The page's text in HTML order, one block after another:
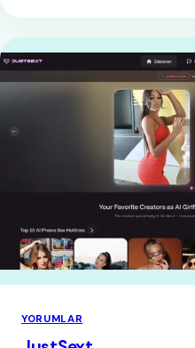
YORUMLAR